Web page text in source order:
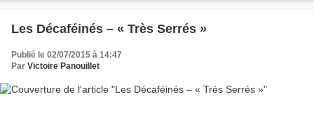
Les Décaféinés – « Très Serrés »
Publié le 02/07/2015 à 14:47
Par Victoire Panouillet